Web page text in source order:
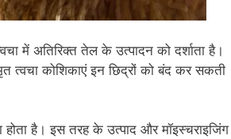
में अतिरिक्‍त तेल के उत्‍पादन को दर्शाता है।
त्‍वचा कोशिकाएं इन छिद्रों को बंद कर सकती
है। इस तरह के उत्‍पाद और मॉइस्‍चराइजिंग